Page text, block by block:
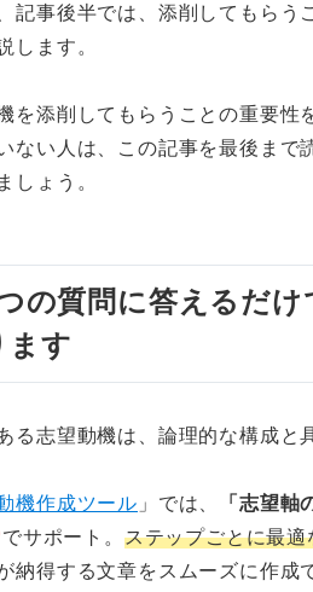
記事後半では、添削してもらう
します。
を添削してもらうことの重要性
ない人は、この記事を最後まで
しょう。
の質問に答えるだけ
ます
る志望動機は、論理的な構成と
機作成ツール 」では、 「志望軸
でサポート。 ステップごとに最
納得する文章をスムーズに作成